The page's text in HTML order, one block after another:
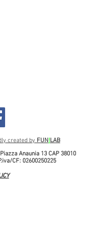
created by FUN!LAB
Anaunia 13 CAP 38010
CF: 02600250225